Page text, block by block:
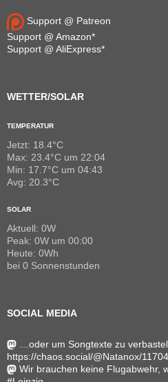
Support @ Patreon
Support @ Amazon*
Support @ AliExpress*
WETTER/SOLAR
TEMPERATUR
Jetzt: 18.4°C
Max: 23.4°C um 22:04
Min: 17.7°C um 04:43
Avg: 20.3°C
SOLAR
Aktuell: 0W
Peak: 0W um 00:00
Heute: 0Wh
bei 0 Sonnenstunden
SOCIAL MEDIA
…oder um Songtexte zu
https://chaos.social/@Natanox/
Wir brauchen keine Flugabwehr,